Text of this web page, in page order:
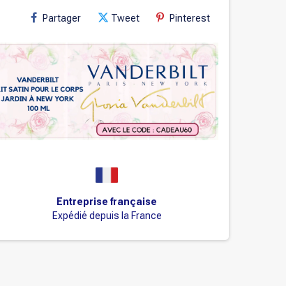
Partager Tweet Pinterest
Entreprise française
Expédié depuis la France